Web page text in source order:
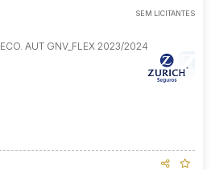
SEM LICITANTES
AUT GNV_FLEX 2023/2024